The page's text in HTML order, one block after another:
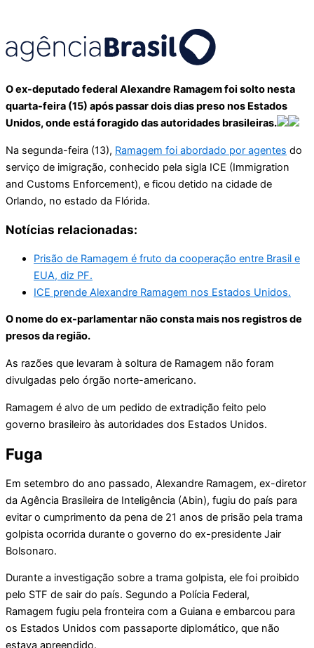
O ex-deputado federal Alexandre Ramagem foi solto nesta
quarta-feira (15) após passar dois dias preso nos Estados
Unidos, onde está foragido das autoridades brasileiras.
Na segunda-feira (13), Ramagem foi abordado por agentes do
serviço de imigração, conhecido pela sigla ICE (Immigration
and Customs Enforcement), e ficou detido na cidade de
Orlando, no estado da Flórida.
Notícias relacionadas:
Prisão de Ramagem é fruto da cooperação entre Brasil e
EUA, diz PF.
ICE prende Alexandre Ramagem nos Estados Unidos.
O nome do ex-parlamentar não consta mais nos registros de
presos da região.
As razões que levaram à soltura de Ramagem não foram
divulgadas pelo órgão norte-americano.
Ramagem é alvo de um pedido de extradição feito pelo
governo brasileiro às autoridades dos Estados Unidos.
Fuga
Em setembro do ano passado, Alexandre Ramagem, ex-diretor
da Agência Brasileira de Inteligência (Abin), fugiu do país para
evitar o cumprimento da pena de 21 anos de prisão pela trama
golpista ocorrida durante o governo do ex-presidente Jair
Bolsonaro.
Durante a investigação sobre a trama golpista, ele foi proibido
pelo STF de sair do país. Segundo a Polícia Federal,
Ramagem fugiu pela fronteira com a Guiana e embarcou para
os Estados Unidos com passaporte diplomático, que não